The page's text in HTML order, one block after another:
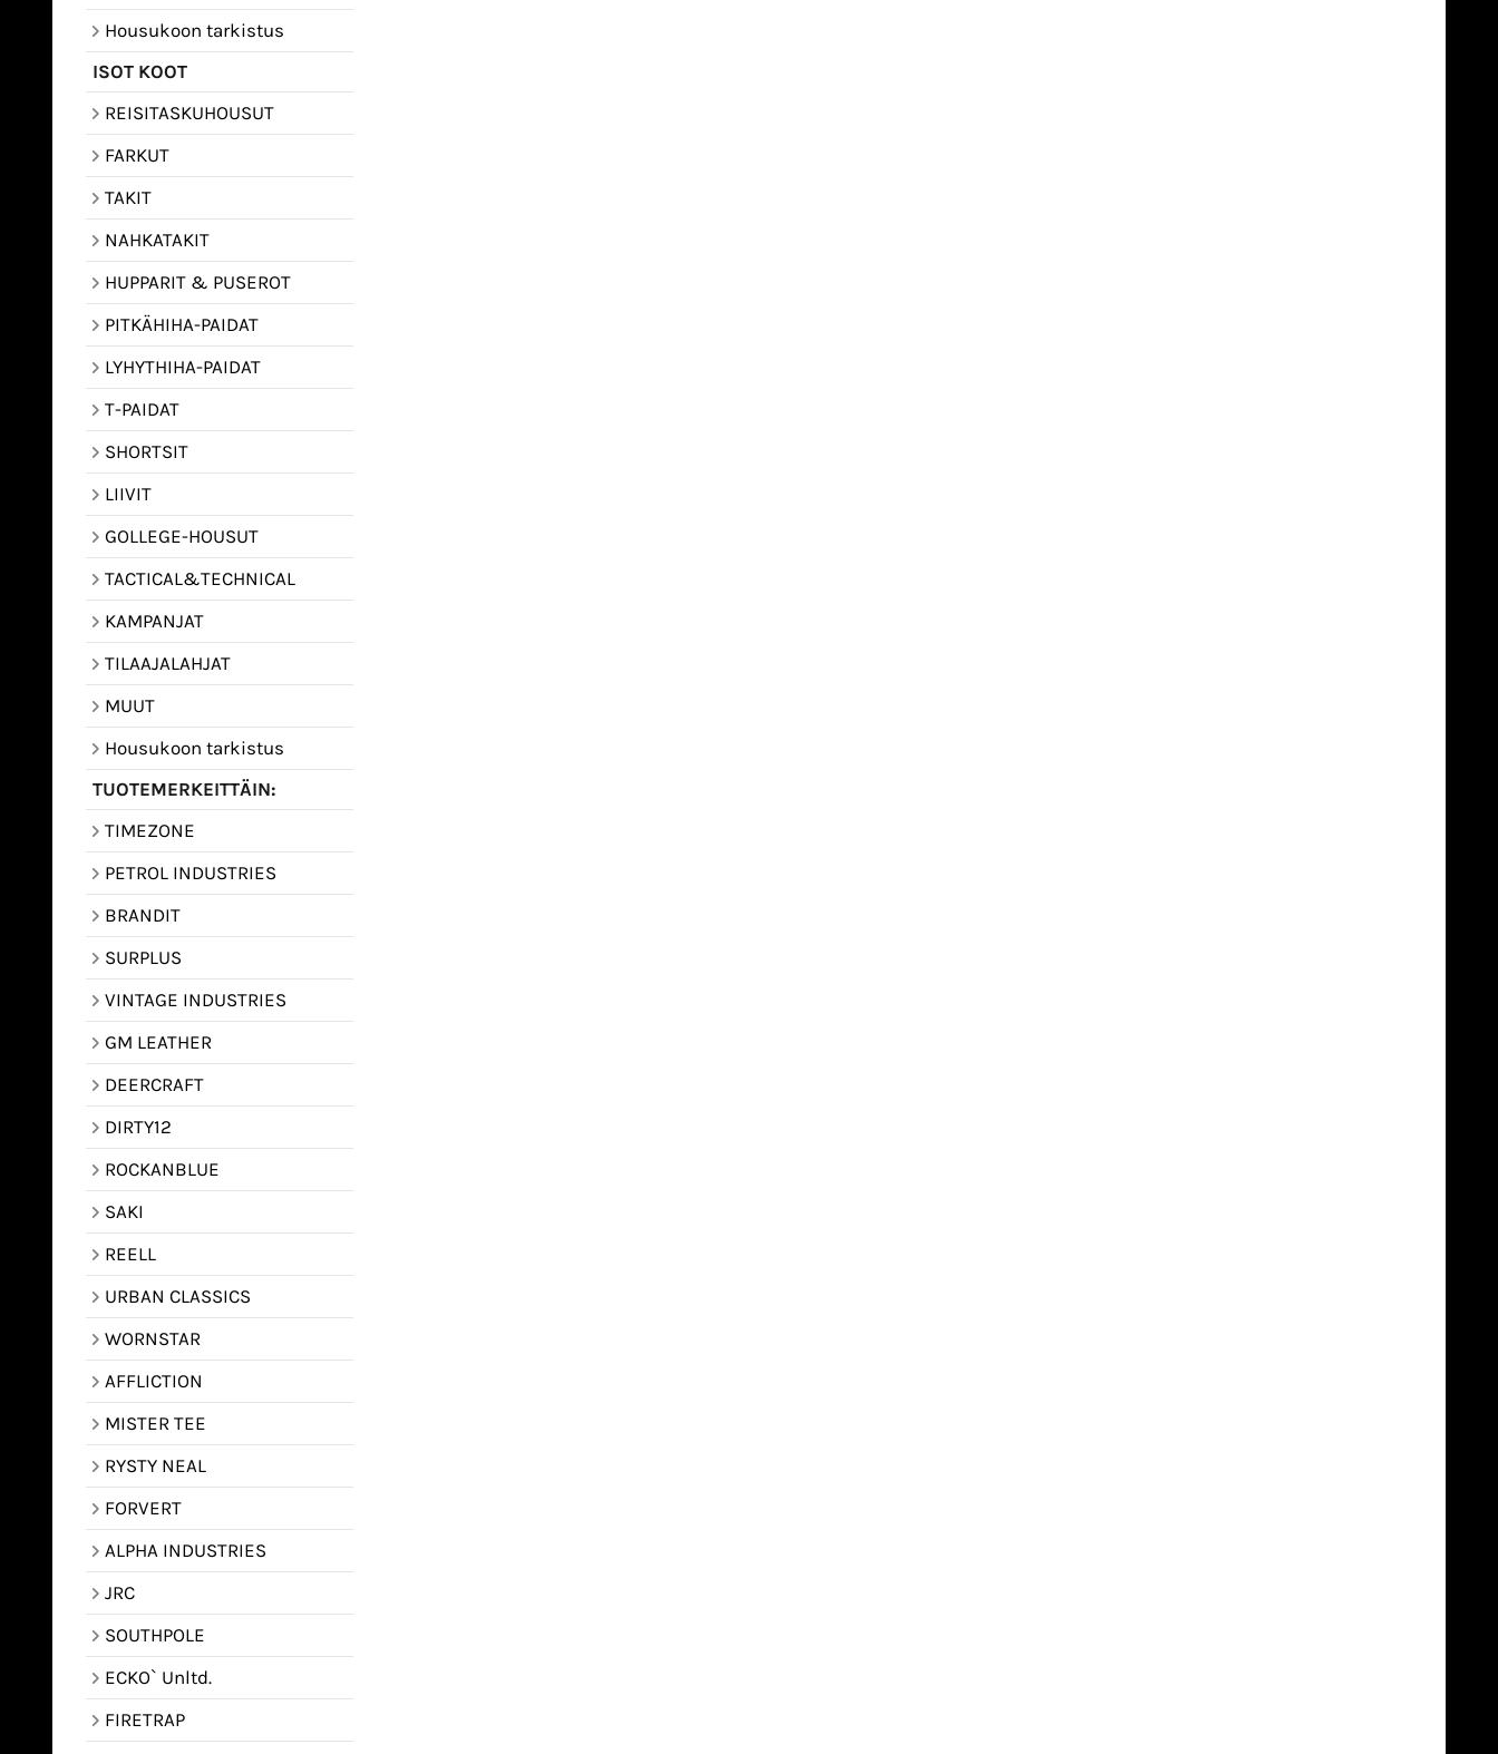
Housukoon tarkistus
ISOT KOOT
REISITASKUHOUSUT
FARKUT
TAKIT
NAHKATAKIT
HUPPARIT & PUSEROT
PITKÄHIHA-PAIDAT
LYHYTHIHA-PAIDAT
T-PAIDAT
SHORTSIT
LIIVIT
GOLLEGE-HOUSUT
TACTICAL&TECHNICAL
KAMPANJAT
TILAAJALAHJAT
MUUT
Housukoon tarkistus
TUOTEMERKEITTÄIN:
TIMEZONE
PETROL INDUSTRIES
BRANDIT
SURPLUS
VINTAGE INDUSTRIES
GM LEATHER
DEERCRAFT
DIRTY12
ROCKANBLUE
SAKI
REELL
URBAN CLASSICS
WORNSTAR
AFFLICTION
MISTER TEE
RYSTY NEAL
FORVERT
ALPHA INDUSTRIES
JRC
SOUTHPOLE
ECKO` Unltd.
FIRETRAP